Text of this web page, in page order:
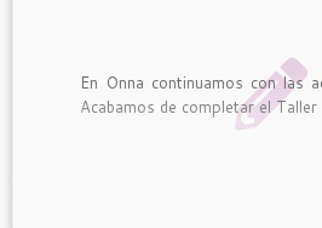
En Onna continuamos con las
Acabamos de completar el Taller